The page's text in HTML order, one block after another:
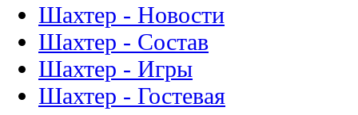
Шахтер - Новости
Шахтер - Состав
Шахтер - Игры
Шахтер - Гостевая